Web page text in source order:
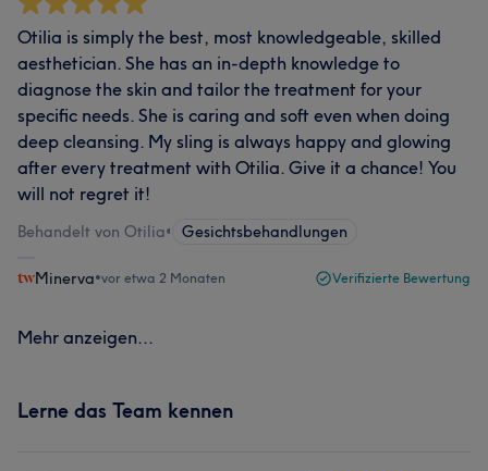
Otilia is simply the best, most knowledgeable, skilled
aesthetician. She has an in-depth knowledge to
diagnose the skin and tailor the treatment for your
specific needs. She is caring and soft even when doing
deep cleansing. My sling is always happy and glowing
after every treatment with Otilia. Give it a chance! You
will not regret it!
Behandelt von Otilia• Gesichtsbehandlungen
Minerva•vor etwa 2 Monaten Verifizierte Bewertung
Mehr anzeigen...
Lerne das Team kennen